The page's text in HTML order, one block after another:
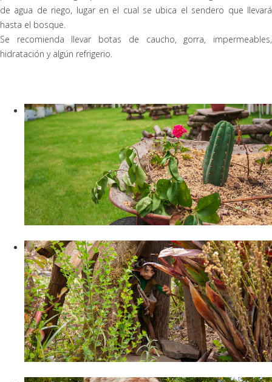
de agua de riego, lugar en el cual se ubica el sendero que llevará
hasta el bosque.
Se recomienda llevar botas de caucho, gorra, impermeables,
hidratación y algún refrigerio.